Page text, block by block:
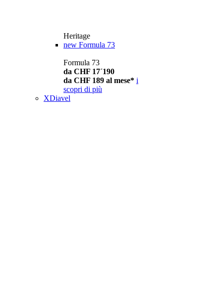
Heritage
new Formula 73
Formula 73
da CHF 17´190
da CHF 189 al mese* i
scopri di più
XDiavel